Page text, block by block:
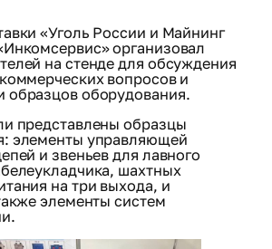
«Уголь России и Майнинг
организовал
на стенде для обсуждения
вопросов и
образцов оборудования.
представлены образцы
элементы управляющей
и звеньев для лавного
шахтных
на три выхода, и
элементы систем